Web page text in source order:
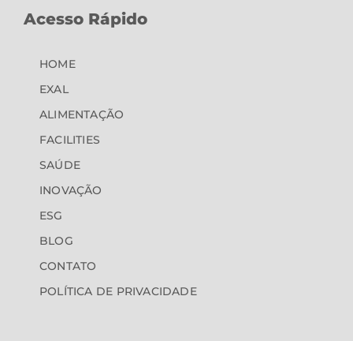
Acesso Rápido
HOME
EXAL
ALIMENTAÇÃO
FACILITIES
SAÚDE
INOVAÇÃO
ESG
BLOG
CONTATO
POLÍTICA DE PRIVACIDADE